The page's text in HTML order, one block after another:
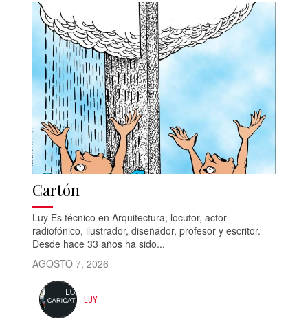
Cartón
Luy Es técnico en Arquitectura, locutor, actor
radiofónico, ilustrador, diseñador, profesor y escritor.
Desde hace 33 años ha sido...
AGOSTO 7, 2026
LUY